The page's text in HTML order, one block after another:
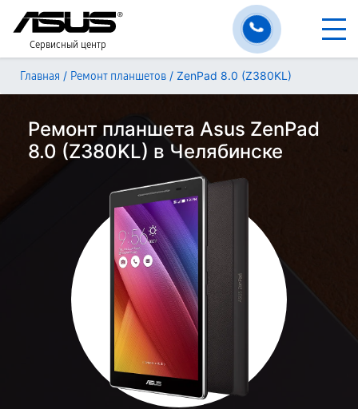
Сервисный центр
Главная / Ремонт планшетов / ZenPad 8.0 (Z380KL)
Ремонт планшета Asus ZenPad
8.0 (Z380KL) в Челябинске